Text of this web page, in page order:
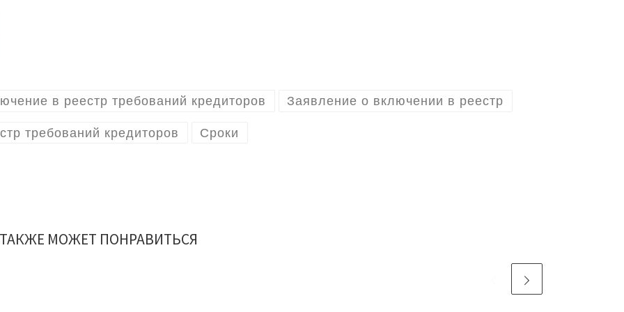
в реестр требований кредиторов Заявление о включении в реестр
требований кредиторов Сроки
МОЖЕТ ПОНРАВИТЬСЯ